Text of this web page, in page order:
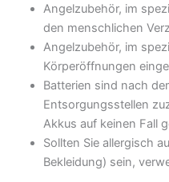
Angelzubehör, im
den menschlichen
Angelzubehör, im
Körperöffnungen
Batterien sind nach
Entsorgungsstellen
Akkus auf keinen Fall
Sollten Sie allergisch
Bekleidung) sein,